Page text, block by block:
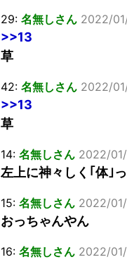
29: 名無しさん 2022/
>>13
草
42: 名無しさん 2022/
>>13
草
14: 名無しさん 2022/
左上に神々しく｢体｣
15: 名無しさん 2022/
おっちゃんやん
16: 名無しさん 2022/